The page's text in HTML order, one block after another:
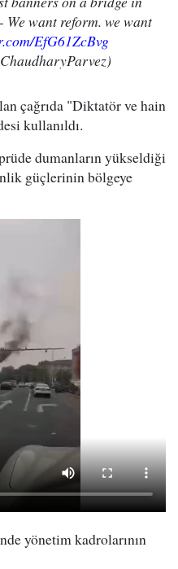
want reform. we want
EfG61ZcBvg
çağrıda "Diktatör ve hain
kullanıldı.
dumanların yükseldiği
güçlerinin bölgeye
yönetim kadrolarının